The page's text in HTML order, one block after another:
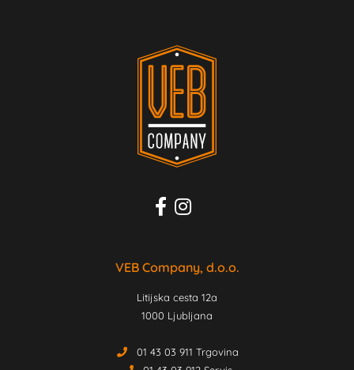
VEB Company, d.o.o.
Litijska cesta 12a
1000 Ljubljana
01 43 03 911 Trgovina